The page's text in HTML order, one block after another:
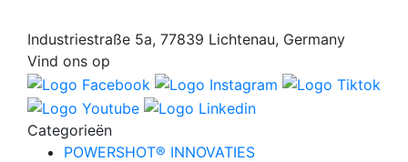
Industriestraße 5a, 77839 Lichtenau, Germany
Vind ons op
Categorieën
POWERSHOT® INNOVATIES